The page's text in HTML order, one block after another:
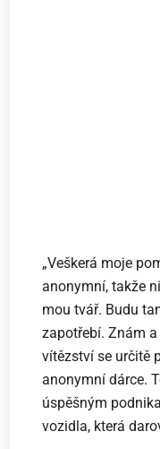
„Veškerá moje
anonymní, takže
mou tvář. Budu
zapotřebí. Znám
vítězství se určitě
anonymní dárce.
úspěšným
vozidla, která